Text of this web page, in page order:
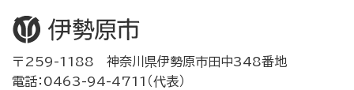
〒259-1188 神奈川県伊勢原市田中348番地
電話：0463-94-4711（代表）